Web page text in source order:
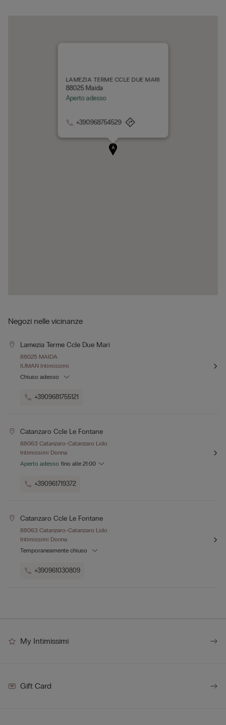
A
LAMEZIA TERME CCLE DUE MARI
88025 Maida
Aperto adesso
+390968754529
Negozi nelle vicinanze
Lamezia Terme Ccle Due Mari
88025 MAIDA
IUMAN Intimissimi
Chiuso adesso
+3909681755121
Catanzaro Ccle Le Fontane
88063 Catanzaro-Catanzaro Lido
Intimissimi Donna
Aperto adesso fino alle 21:00
+390961719372
Catanzaro Ccle Le Fontane
88063 Catanzaro-Catanzaro Lido
Intimissimi Donna
Temporaneamente chiuso
+390961030809
My Intimissimi
Gift Card